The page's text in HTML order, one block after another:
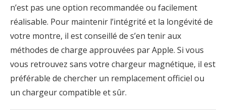
n’est pas une option recommandée ou facilement
réalisable. Pour maintenir l’intégrité et la longévité de
votre montre, il est conseillé de s’en tenir aux
méthodes de charge approuvées par Apple. Si vous
vous retrouvez sans votre chargeur magnétique, il est
préférable de chercher un remplacement officiel ou
un chargeur compatible et sûr.